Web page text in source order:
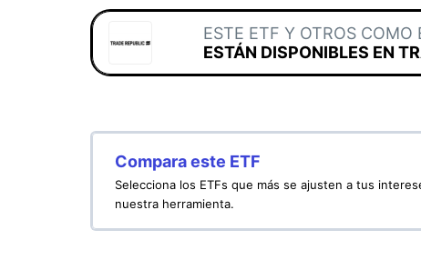
ESTE ETF Y OTROS COMO
ESTÁN DISPONIBLES EN
Compara este ETF
Selecciona los ETFs que más se ajusten a tus
nuestra herramienta.